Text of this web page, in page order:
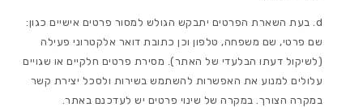
בעת השארת הפרטים יתבקש הגולש למסור פרטים אישיים כגון:
שם פרטי, שם משפחה, טלפון וכן כתובת דואר אלקטרוני פעילה
(לשיקול דעתו הבלעדי של האתר). מסירת פרטים חלקיים או שגויים
עלולים למנוע את האפשרות להשתמש בשירות ולסכל יצירת קשר
במקרה הצורך. במקרה של שינוי פרטים יש לעדכנם באתר.